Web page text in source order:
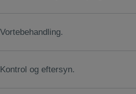
Vortebehandling.
Kontrol og eftersyn.